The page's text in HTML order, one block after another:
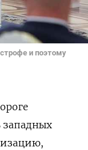
и поэтому